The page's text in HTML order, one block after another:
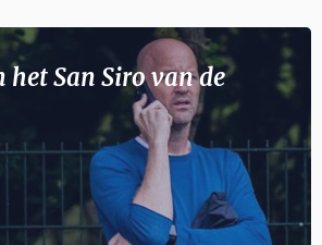
het San Siro van de